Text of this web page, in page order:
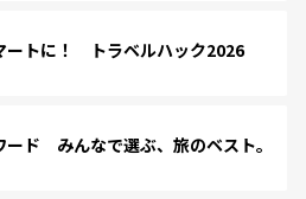
ートに！ トラベルハック2026
ード みんなで選ぶ、旅のベスト。